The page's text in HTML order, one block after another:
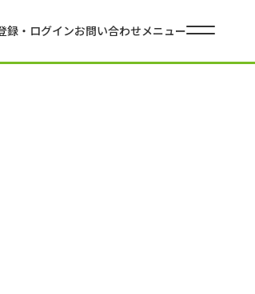
録・ログインお問い合わせメニュー